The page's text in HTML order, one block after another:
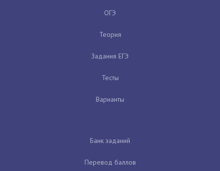
ОГЭ
Теория
Задания ЕГЭ
Тесты
Варианты
Банк заданий
Перевод баллов